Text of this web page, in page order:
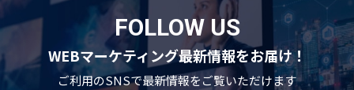
FOLLOW US
WEBマーケティング最新情報をお届け！
ご利用のSNSで最新情報をご覧いただけます